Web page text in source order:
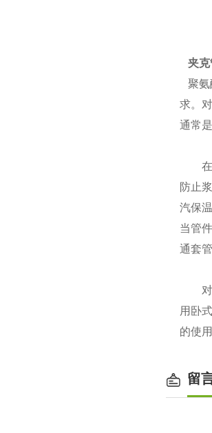
夹克
聚氨
求。
通常
在实
防止
汽保
当管
通套
对于
用卧
的使
留